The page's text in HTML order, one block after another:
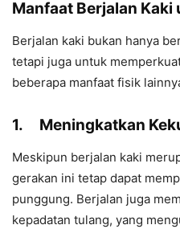
Manfaat Berjalan
Berjalan kaki bukan hanya
tetapi juga untuk
beberapa manfaat fisik
1. Meningkatkan
Meskipun berjalan kaki
gerakan ini tetap dapat
punggung. Berjalan juga
kepadatan tulang, yang